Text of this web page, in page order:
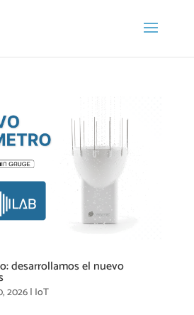
desarrollamos el nuevo
2026| IoT